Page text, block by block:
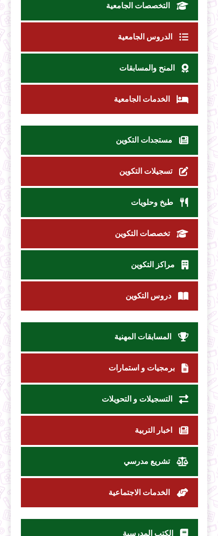
التخصصات الجامعية
الدروس الجامعية
المنح والمسابقات
الخدمات الجامعية
مستجدات التكوين
تسجيلات التكوين
طبخ وحلويات
تخصصات التكوين
مراكز التكوين
دروس التكوين
المسابقات المهنية
برمجيات و استمارات
التسجيلات و التحويلات
اخبار التربية
تشريع مدرسي
الخدمات الاجتماعية
الكتب المدرسية